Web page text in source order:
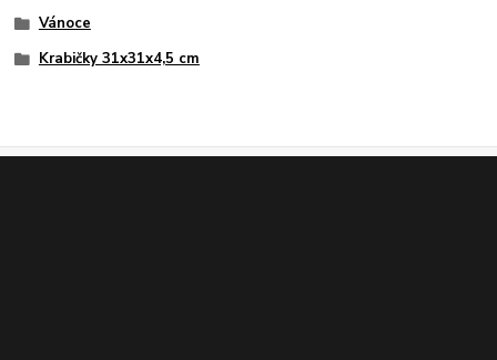
Vánoce
Krabičky 31x31x4,5 cm